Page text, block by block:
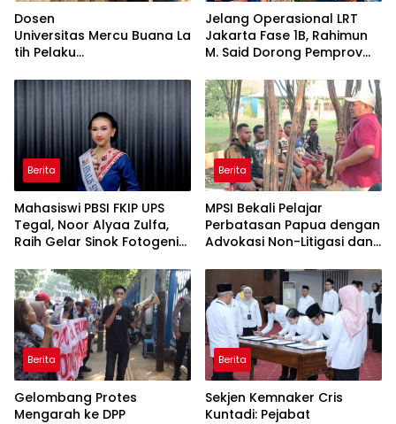
Dosen
Universitas Mercu Buana La
tih Pelaku
Lewat Kemasan
Jelang Operasional LRT
Jakarta Fase 1B, Rahimun
M. Said Dorong Pemprov
Economic Corridor
Initiative
Berita
Mahasiswi PBSI FKIP UPS
Tegal, Noor Alyaa Zulfa,
Raih Gelar Sinok Fotogenik
Berita
MPSI Bekali Pelajar
Perbatasan Papua dengan
Advokasi Non-Litigasi dan
Berita
Gelombang Protes
Mengarah ke DPP
Berita
Sekjen Kemnaker Cris
Kuntadi: Pejabat